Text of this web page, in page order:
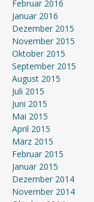
Februar 2016
Januar 2016
Dezember 2015
November 2015
Oktober 2015
September 2015
August 2015
Juli 2015
Juni 2015
Mai 2015
April 2015
März 2015
Februar 2015
Januar 2015
Dezember 2014
November 2014